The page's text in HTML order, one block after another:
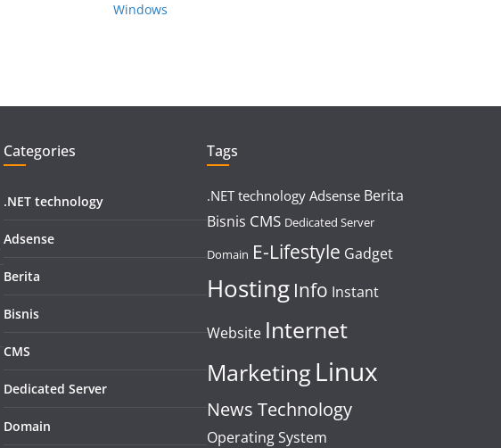
Windows
Categories
.NET technology
Adsense
Berita
Bisnis
CMS
Dedicated Server
Domain
Tags
.NET technology Adsense Berita
Bisnis CMS Dedicated Server
Domain E-Lifestyle Gadget
Hosting Info Instant
Website Internet
Marketing Linux
News Technology
Operating System